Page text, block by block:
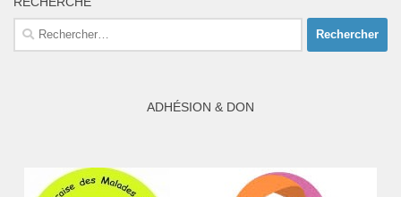
Rechercher :
ADHÉSION & DON